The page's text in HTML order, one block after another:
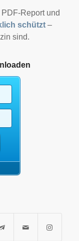
Report und
schützt–
sind.